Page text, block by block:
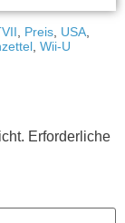
Preis USA
Wii-U
Erforderliche